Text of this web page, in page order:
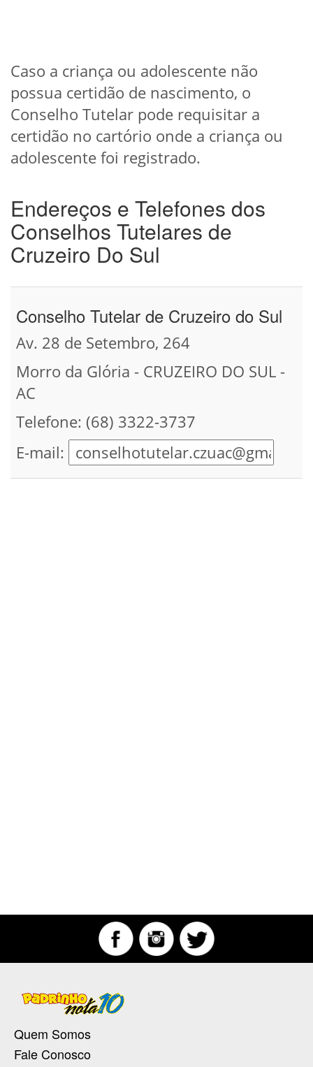
Caso a criança ou adolescente não
possua certidão de nascimento, o
Conselho Tutelar pode requisitar a
certidão no cartório onde a criança ou
adolescente foi registrado.
Endereços e Telefones dos
Conselhos Tutelares de
Cruzeiro Do Sul
Conselho Tutelar de Cruzeiro do Sul
Av. 28 de Setembro, 264
Morro da Glória - CRUZEIRO DO SUL -
AC
Telefone: (68) 3322-3737
E-mail:
Quem Somos
Fale Conosco